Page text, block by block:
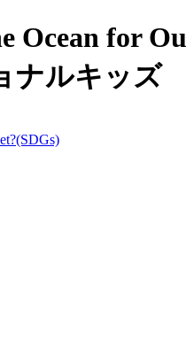
Ocean for
ナルキッズ